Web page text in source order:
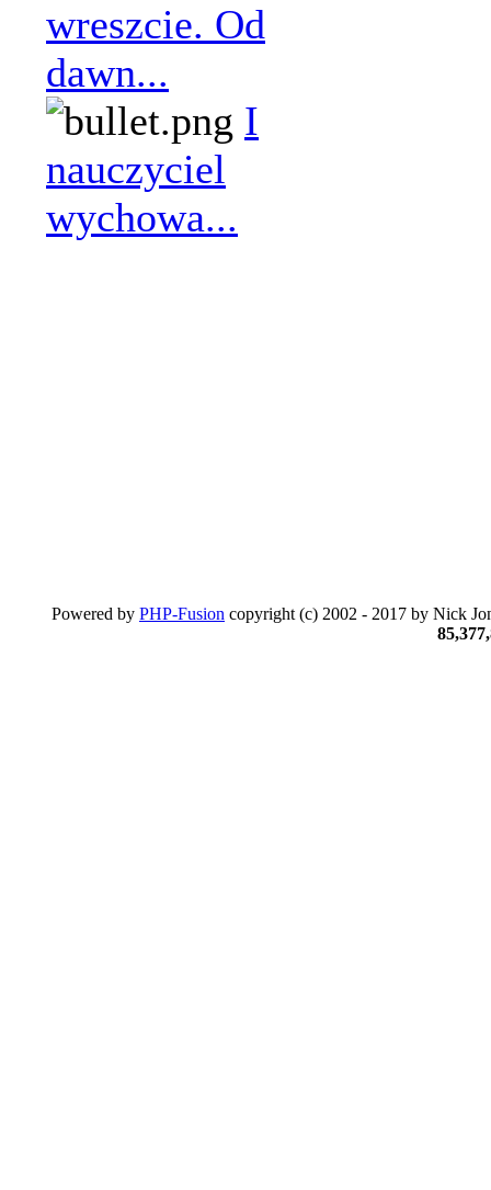
wreszcie. Od
dawn...
I
nauczyciel
wychowa...
Powered by PHP-Fusion copyright (c) 2002 - 2017 by Nick